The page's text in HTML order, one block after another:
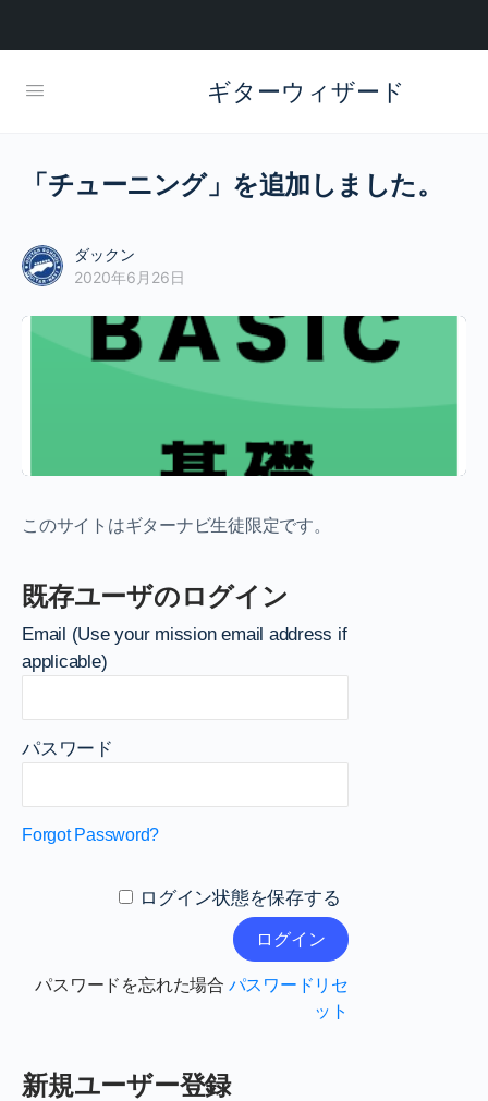
ギターウィザード
「チューニング」を追加しました。
ダックン
2020年6月26日
このサイトはギターナビ生徒限定です。
既存ユーザのログイン
Email (Use your mission email address if
applicable)
パスワード
Forgot Password?
ログイン状態を保存する
パスワードを忘れた場合 パスワードリセ
ット
新規ユーザー登録